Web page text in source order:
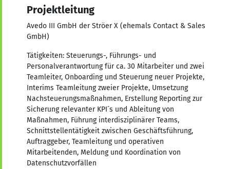
Projektleitung
Avedo III GmbH der Ströer X (ehemals Contact & Sales
GmbH)
Tätigkeiten: Steuerungs-, Führungs- und
Personalverantwortung für ca. 30 Mitarbeiter und zwei
Teamleiter, Onboarding und Steuerung neuer Projekte,
Interims Teamleitung zweier Projekte, Umsetzung
Nachsteuerungsmaßnahmen, Erstellung Reporting zur
Sicherung relevanter KPI´s und Ableitung von
Maßnahmen, Führung interdisziplinärer Teams,
Schnittstellentätigkeit zwischen Geschäftsführung,
Auftraggeber, Teamleitung und operativen
Mitarbeitenden, Meldung und Koordination von
Datenschutzvorfällen